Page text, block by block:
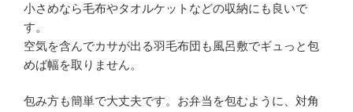
小さめなら毛布やタオルケットなどの収納にも良いで
す。
空気を含んでカサが出る羽毛布団も風呂敷でギュっと包
めば幅を取りません。
包み方も簡単で大丈夫です。お弁当を包むように、対角